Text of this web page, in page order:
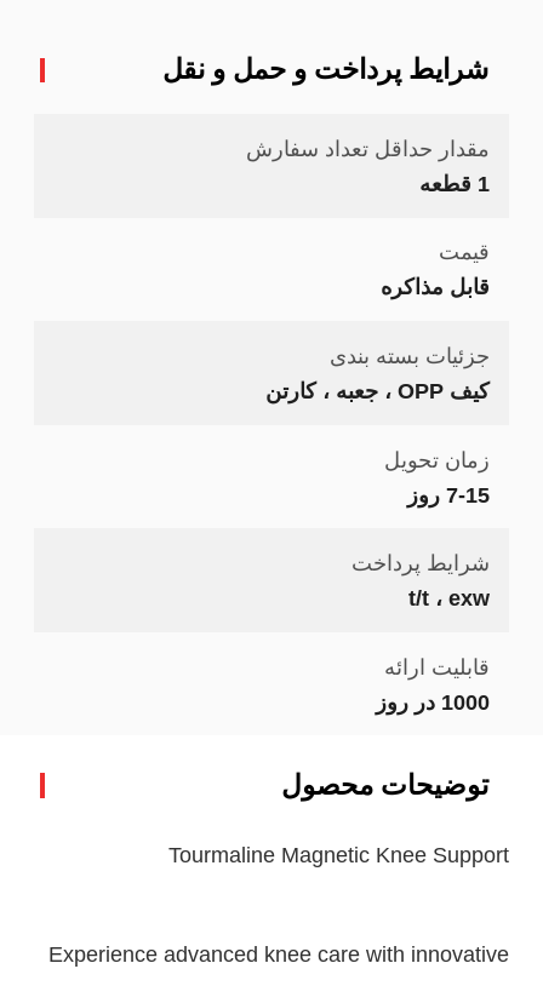
شرایط پرداخت و حمل و نقل
مقدار حداقل تعداد سفارش
1 قطعه
قیمت
قابل مذاکره
جزئیات بسته بندی
کیف OPP ، جعبه ، کارتن
زمان تحویل
7-15 روز
شرایط پرداخت
t/t ، exw
قابلیت ارائه
1000 در روز
توضیحات محصول
Tourmaline Magnetic Knee Support
Experience advanced knee care with innovative